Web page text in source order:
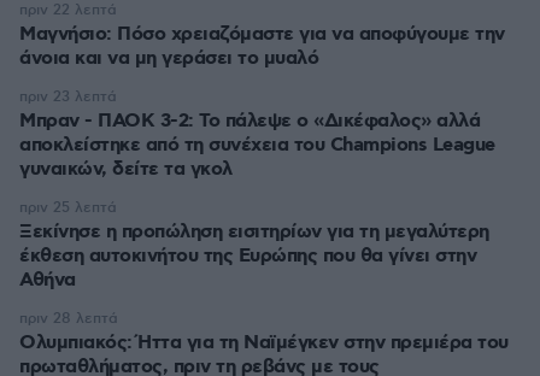
Μαγνήσιο: Πόσο χρειαζόμαστε για να αποφύγουμε την
άνοια και να μη γεράσει το μυαλό
πριν 22 λεπτά
Μπραν - ΠΑΟΚ 3-2: Το πάλεψε ο «Δικέφαλος» αλλά
αποκλείστηκε από τη συνέχεια του Champions League
γυναικών, δείτε τα γκολ
πριν 23 λεπτά
Ξεκίνησε η προπώληση εισιτηρίων για τη μεγαλύτερη
έκθεση αυτοκινήτου της Ευρώπης που θα γίνει στην
Αθήνα
πριν 25 λεπτά
Ολυμπιακός: Ήττα για τη Ναϊμέγκεν στην πρεμιέρα του
πρωταθλήματος, πριν τη ρεβάνς με τους
πριν 28 λεπτά